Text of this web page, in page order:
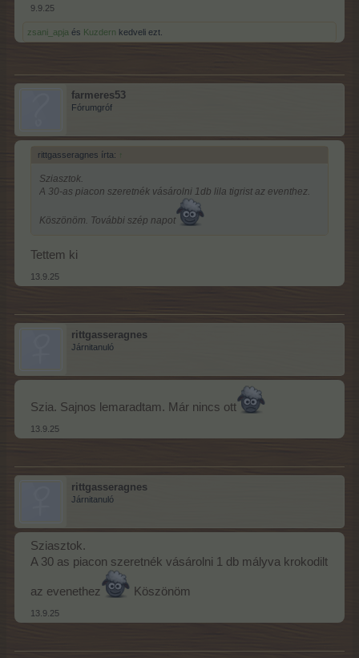
9.9.25
zsani_apja és Kuzdern kedveli ezt.
farmeres53
Fórumgróf
rittgasseragnes írta: ↑
Sziasztok.
A 30-as piacon szeretnék vásárolni 1db lila tigrist az eventhez.
Köszönöm. További szép napot
Tettem ki
13.9.25
rittgasseragnes
Járnitanuló
Szia. Sajnos lemaradtam. Már nincs ott
13.9.25
rittgasseragnes
Járnitanuló
Sziasztok.
A 30 as piacon szeretnék vásárolni 1 db mályva krokodilt
az evenethez Köszönöm
13.9.25